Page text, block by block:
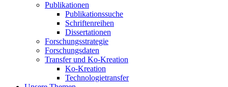
Publikationen
Publikationssuche
Schriftenreihen
Dissertationen
Forschungsstrategie
Forschungsdaten
Transfer und Ko-Kreation
Ko-Kreation
Technologietransfer